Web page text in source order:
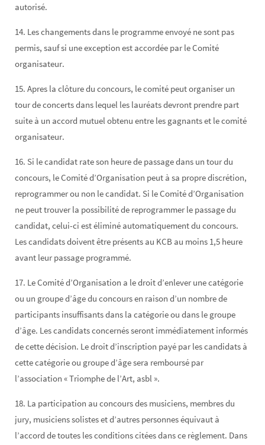
autorisé.
14. Les changements dans le programme envoyé ne sont pas
permis, sauf si une exception est accordée par le Comité
organisateur.
15. Apres la clôture du concours, le comité peut organiser un
tour de concerts dans lequel les lauréats devront prendre part
suite à un accord mutuel obtenu entre les gagnants et le comité
organisateur.
16. Si le candidat rate son heure de passage dans un tour du
concours, le Comité d’Organisation peut à sa propre discrétion,
reprogrammer ou non le candidat. Si le Comité d’Organisation
ne peut trouver la possibilité de reprogrammer le passage du
candidat, celui-ci est éliminé automatiquement du concours.
Les candidats doivent être présents au KCB au moins 1,5 heure
avant leur passage programmé.
17. Le Comité d’Organisation a le droit d’enlever une catégorie
ou un groupe d’âge du concours en raison d’un nombre de
participants insuffisants dans la catégorie ou dans le groupe
d’âge. Les candidats concernés seront immédiatement informés
de cette décision. Le droit d’inscription payé par les candidats à
cette catégorie ou groupe d’âge sera remboursé par
l’association « Triomphe de l’Art, asbl ».
18. La participation au concours des musiciens, membres du
jury, musiciens solistes et d’autres personnes équivaut à
l’accord de toutes les conditions citées dans ce règlement. Dans